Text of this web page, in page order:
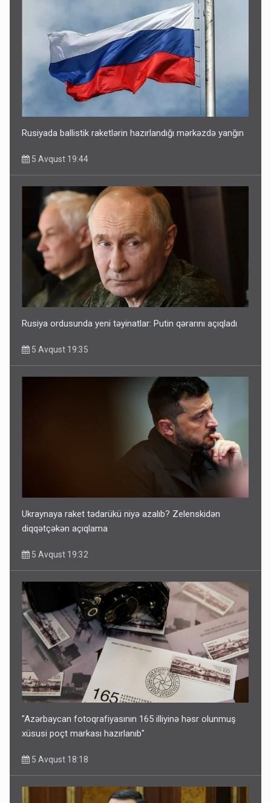
Rusiyada ballistik raketlərin hazırlandığı mərkəzdə yanğın
5 Avqust 19:44
Rusiya ordusunda yeni təyinatlar: Putin qərarını açıqladı
5 Avqust 19:35
Ukraynaya raket tədarükü niyə azalıb? Zelenskidən
diqqətçəkən açıqlama
5 Avqust 19:32
"Azərbaycan fotoqrafiyasının 165 illiyinə həsr olunmuş
xüsusi poçt markası hazırlanıb"
5 Avqust 18:18